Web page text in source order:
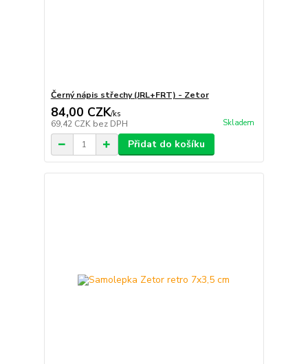
Černý nápis střechy (JRL+FRT) - Zetor
84,00 CZK/ks
69,42 CZK bez DPH Skladem
Přidat do košíku